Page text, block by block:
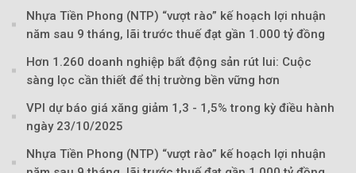
Nhựa Tiền Phong (NTP) “vượt rào” kế hoạch lợi nhuận
năm sau 9 tháng, lãi trước thuế đạt gần 1.000 tỷ đồng
Hơn 1.260 doanh nghiệp bất động sản rút lui: Cuộc
sàng lọc cần thiết để thị trường bền vững hơn
VPI dự báo giá xăng giảm 1,3 - 1,5% trong kỳ điều hành
ngày 23/10/2025
Nhựa Tiền Phong (NTP) “vượt rào” kế hoạch lợi nhuận